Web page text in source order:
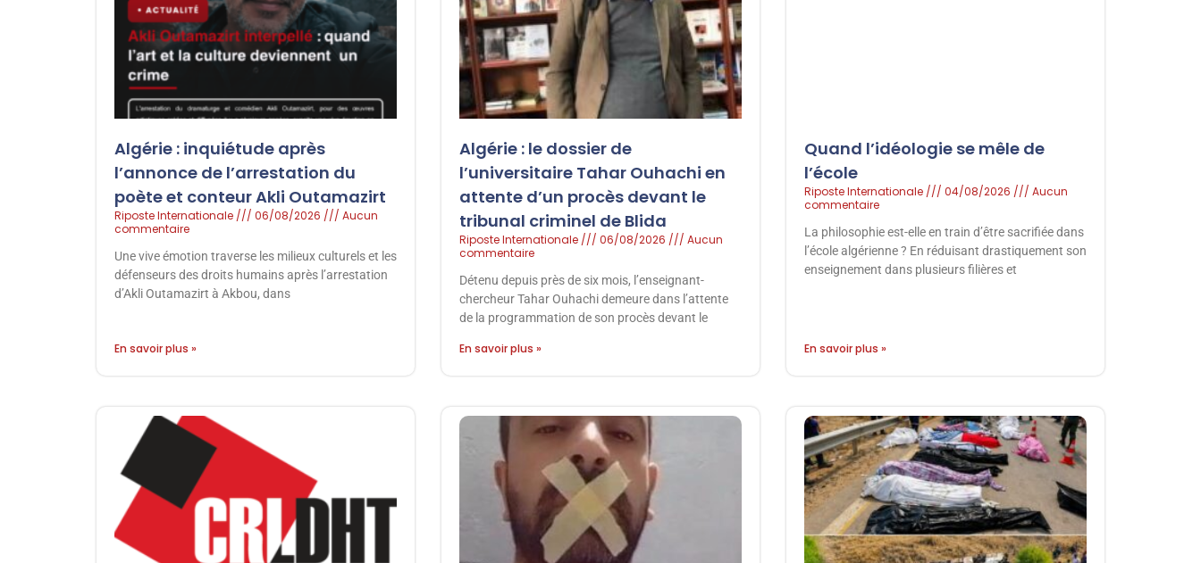
Algérie : inquiétude après
l’annonce de l’arrestation du
poète et conteur Akli Outamazirt
Riposte Internationale 06/08/2026
Aucun
commentaire
Une vive émotion traverse les milieux culturels et les
défenseurs des droits humains après l’arrestation
d’Akli Outamazirt à Akbou, dans
En savoir plus »
Algérie : le dossier de
l’universitaire Tahar Ouhachi en
attente d’un procès devant le
tribunal criminel de Blida
Riposte Internationale 06/08/2026
Aucun
commentaire
Détenu depuis près de six mois, l’enseignant-
chercheur Tahar Ouhachi demeure dans l’attente
de la programmation de son procès devant le
En savoir plus »
Quand l’idéologie se mêle de
l’école
Riposte Internationale 04/08/2026
Aucun
commentaire
La philosophie est-elle en train d’être sacrifiée dans
l’école algérienne ? En réduisant drastiquement son
enseignement dans plusieurs filières et
En savoir plus »